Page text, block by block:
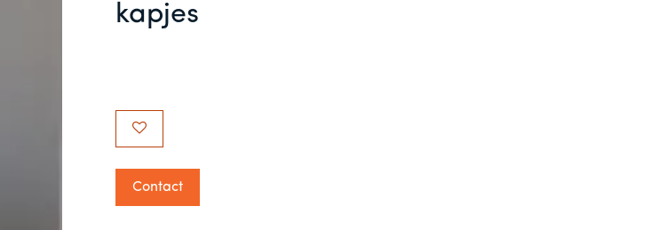
kapjes
Contact